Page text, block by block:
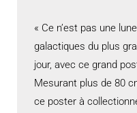
« Ce n’est pas une
galactiques du plus
jour, avec ce grand
Mesurant plus de 80
ce poster à